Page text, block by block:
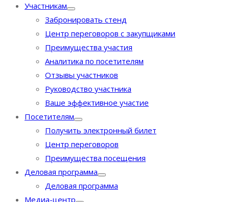
Участникам
Забронировать стенд
Центр переговоров с закупщиками
Преимущества участия
Аналитика по посетителям
Отзывы участников
Руководство участника
Ваше эффективное участие
Посетителям
Получить электронный билет
Центр переговоров
Преимущества посещения
Деловая программа
Деловая программа
Медиа-центр